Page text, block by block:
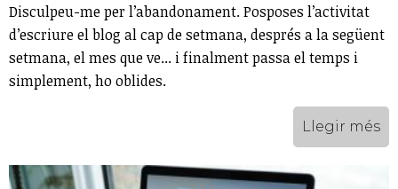
Disculpeu-me per l’abandonament. Posposes l’activitat
d’escriure el blog al cap de setmana, després a la següent
setmana, el mes que ve... i finalment passa el temps i
simplement, ho oblides.
Llegir més